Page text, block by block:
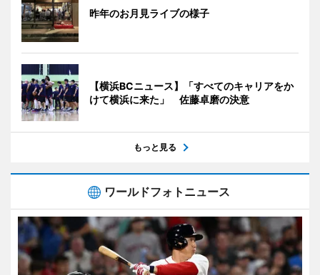
昨年のお月見ライブの様子
【横浜BCニュース】「すべてのキャリアをか
けて横浜に来た」 佐藤卓磨の決意
もっと見る
ワールドフォトニュース